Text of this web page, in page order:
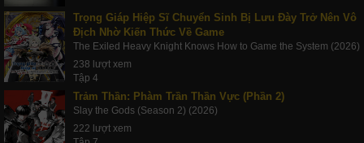
Trọng Giáp Hiệp Sĩ Chuyển Sinh Bị Lưu Đày Trở Nên Vô
Địch Nhờ Kiến Thức Về Game
The Exiled Heavy Knight Knows How to Game the System (2026)
238 lượt xem
Tập 4
Trảm Thần: Phàm Trần Thần Vực (Phần 2)
Slay the Gods (Season 2) (2026)
222 lượt xem